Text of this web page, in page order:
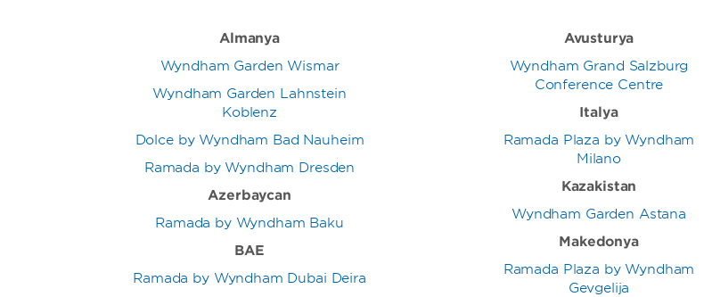
Almanya
Wyndham Garden Wismar
Wyndham Garden Lahnstein
Koblenz
Dolce by Wyndham Bad Nauheim
Ramada by Wyndham Dresden
Azerbaycan
Ramada by Wyndham Baku
BAE
Ramada by Wyndham Dubai Deira
Avusturya
Wyndham Grand Salzburg
Conference Centre
İtalya
Ramada Plaza by Wyndham
Milano
Kazakistan
Wyndham Garden Astana
Makedonya
Ramada Plaza by Wyndham
Gevgelija